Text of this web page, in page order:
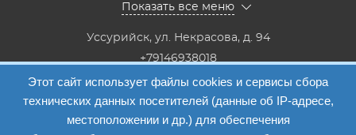
Этот сайт использует файлы cookies и сервисы сбора
технических данных посетителей (данные об IP-адресе,
местоположении и др.) для обеспечения
Показать все меню
Уссурийск, ул. Некрасова, д. 94
+79146938018
8(4234) 333-147, 8(4234) 333-818,8(4234) 38-40-20,8(4234)